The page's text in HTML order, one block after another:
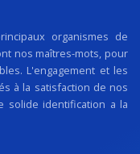
organismes de
nos maîtres-mots, pour
L'engagement et les
à la satisfaction de nos
solide identification a la